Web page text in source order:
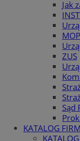
Jak
ZUS
Sąd
KATALOG FIRM